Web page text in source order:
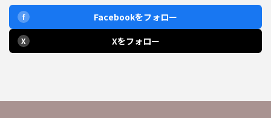
f Facebookをフォロー
X Xをフォロー